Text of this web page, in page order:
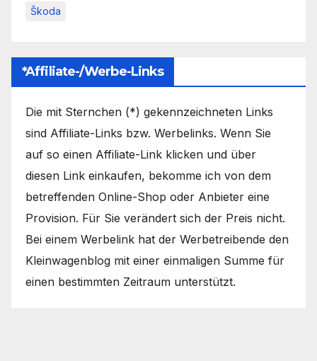
Škoda
*Affiliate-/Werbe-Links
Die mit Sternchen (*) gekennzeichneten Links
sind Affiliate-Links bzw. Werbelinks. Wenn Sie
auf so einen Affiliate-Link klicken und über
diesen Link einkaufen, bekomme ich von dem
betreffenden Online-Shop oder Anbieter eine
Provision. Für Sie verändert sich der Preis nicht.
Bei einem Werbelink hat der Werbetreibende den
Kleinwagenblog mit einer einmaligen Summe für
einen bestimmten Zeitraum unterstützt.